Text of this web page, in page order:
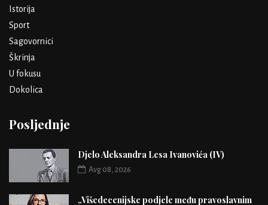
Istorija
Sport
Sagovornici
Škrinja
U fokusu
Dokolica
Posljednje
Djelo Aleksandra Lesa Ivanovića (IV)
Avg 08, 2026
„Višedecenijske podjele među pravoslavnim